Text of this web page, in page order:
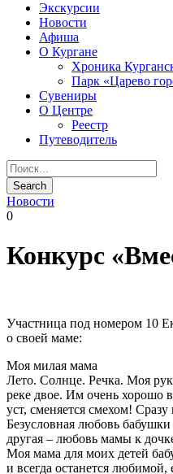
Экскурсии
Новости
Афиша
О Кургане
Хроника
Парк «Царево
Сувениры
О Центре
Реестр
Путеводитель
Новости
0
Конкурс
Участница под номером 10
о своей маме:
Моя милая мама
Лето. Солнце. Речка. Моя
реке двое. Им очень хорошо
уст, сменяется смехом!
Безусловная любовь
другая – любовь мамы к
Моя мама для моих детей
и всегда останется